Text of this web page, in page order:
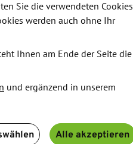
Sie die verwendeten Cookies
werden auch ohne Ihr
Ihnen am Ende der Seite die
und ergänzend in unserem
Alle akzeptieren